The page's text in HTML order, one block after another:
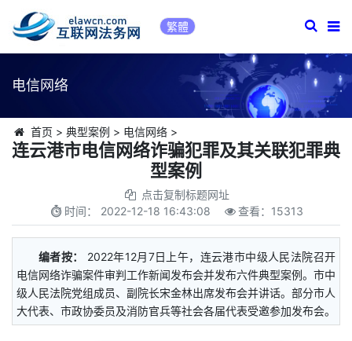
繁體
电信网络
首页 > 典型案例 > 电信网络>
连云港市电信网络诈骗犯罪及其关联犯罪典
型案例
点击复制标题网址
时间： 2022-12-18 16:43:08 查看： 15313
编者按：
2022年12月7日上午，连云港市中级人民法院召开
电信网络诈骗案件审判工作新闻发布会并发布六件典型案例。市中
级人民法院党组成员、副院长宋金林出席发布会并讲话。部分市人
大代表、市政协委员及消防官兵等社会各届代表受邀参加发布会。